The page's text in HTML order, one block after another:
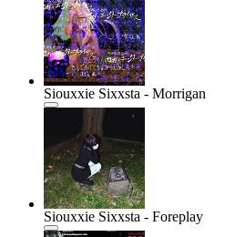
Siouxxie Sixxsta - Morrigan
Siouxxie Sixxsta - Foreplay